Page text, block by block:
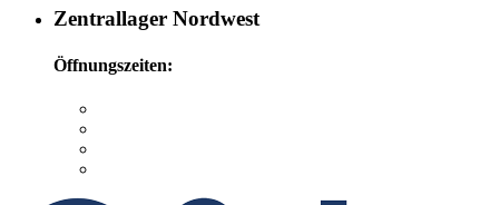
Zentrallager Nordwest
Öffnungszeiten: